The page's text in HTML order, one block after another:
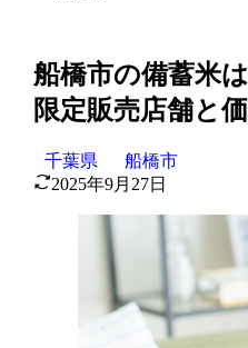
船橋市の備蓄米
限定販売店舗と
千葉県
船橋市
2025年9月27日